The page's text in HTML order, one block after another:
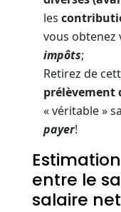
les
vous obtenez
impôts;
Retirez de
prélèvement
« véritable »
payer!
entre le
salaire net